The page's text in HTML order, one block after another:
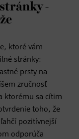
-
ktoré vám
stránky:
prsty na
zručnosť
ktorému sa cítim
toho, že
pozitívnejší
odporúča